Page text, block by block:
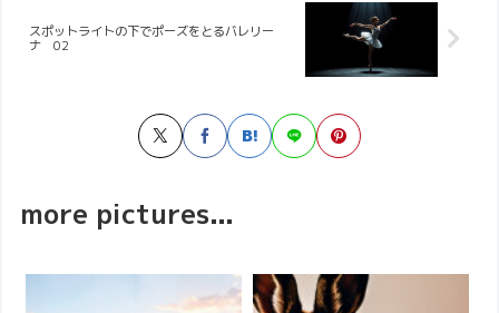
スポットライトの下でポーズをとるバレリー
ナ 02
more pictures...